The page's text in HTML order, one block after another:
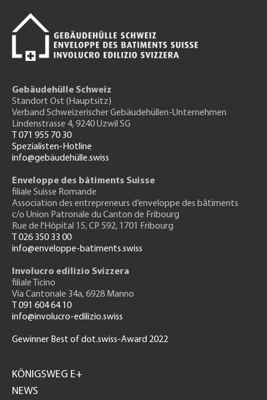
Gebäudehülle Schweiz
Standort Ost (Hauptsitz)
Verband Schweizerischer Gebäudehüllen-Unternehmen
Lindenstrasse 4, 9240 Uzwil SG
T 071 955 70 30
Spezialisten-Hotline
info@gebäudehülle.swiss
Enveloppe des bâtiments Suisse
filiale Suisse Romande
Association des entrepreneurs d’enveloppe des bâtiments
c/o Union Patronale du Canton de Fribourg
Rue de l'Hôpital 15, CP 592, 1701 Fribourg
T 026 350 33 00
info@enveloppe-batiments.swiss
Involucro edilizio Svizzera
filiale Ticino
Via Cantonale 34a, 6928 Manno
T 091 604 64 10
info@involucro-edilizio.swiss
Gewinner Best of dot.swiss-Award 2022
GH
KÖNIGSWEG E+
NEWS